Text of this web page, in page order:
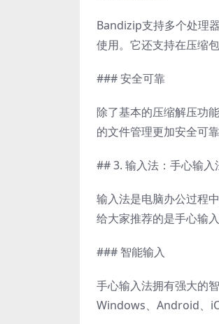
Bandizip支持多个处理
使用。它还支持在压缩
### 安全可靠
除了基本的压缩解压功
的文件管理更加安全可靠
## 3. 输入法：手心输入
输入法是电脑办公过程
给大家推荐的是手心输
### 智能输入
手心输入法拥有强大的
Windows、Android、